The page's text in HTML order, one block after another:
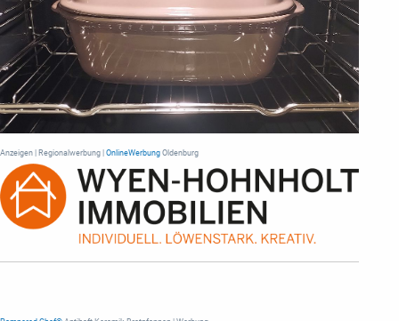
Anzeigen | Regionalwerbung | OnlineWerbung Oldenburg